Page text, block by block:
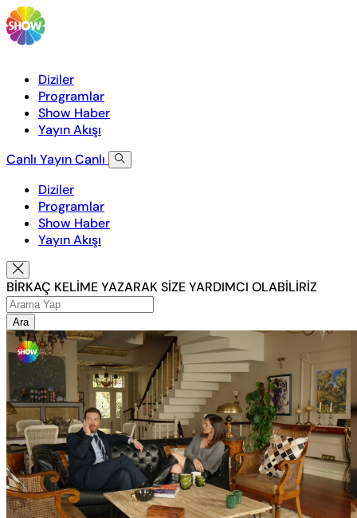
Diziler
Programlar
Show Haber
Yayın Akışı
Canlı YayınCanlı
Diziler
Programlar
Show Haber
Yayın Akışı
BİRKAÇ KELİME YAZARAK SİZE YARDIMCI OLABİLİRİZ
Ara
Sesi
Yüklendi
30.98%
Oynatma